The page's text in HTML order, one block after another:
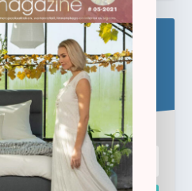
hoogte!
de gratis e-newsletter.